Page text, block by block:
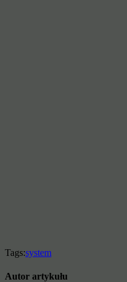
Tags:system
Autor artykułu